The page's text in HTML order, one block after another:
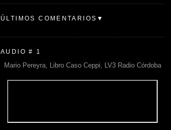
ÚLTIMOS COMENTARIOS▼
AUDIO # 1
Mario Pereyra, Libro Caso Ceppi, LV3 Radio Córdoba